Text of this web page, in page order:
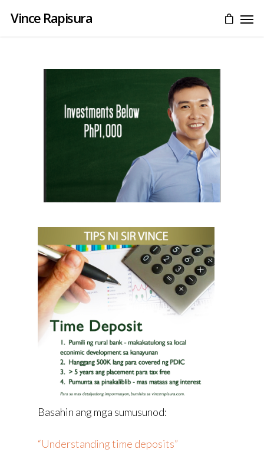
Vince Rapisura
Basahin ang mga sumusunod:
“Understanding time deposits”